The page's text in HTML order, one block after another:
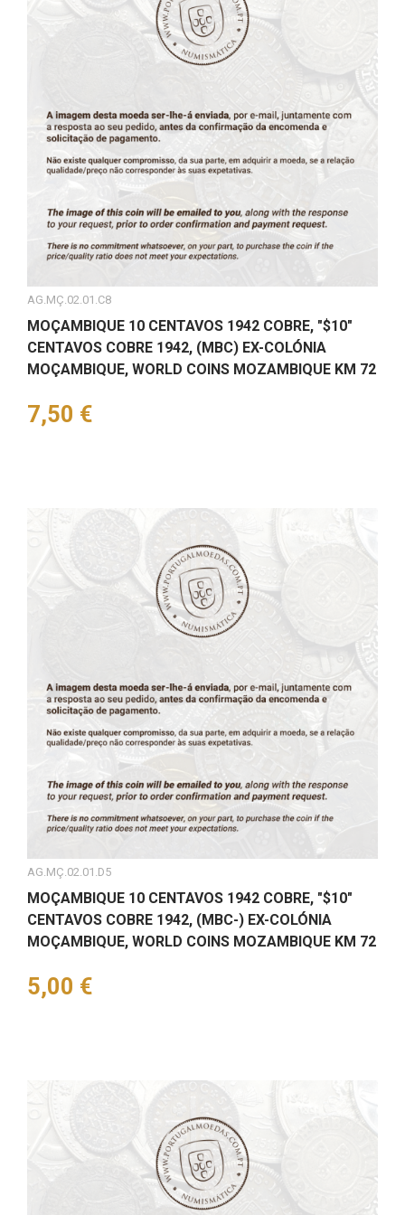
AG.MÇ.02.01.C8
MOÇAMBIQUE 10 CENTAVOS 1942 COBRE, "$10"
CENTAVOS COBRE 1942, (MBC) EX-COLÓNIA
MOÇAMBIQUE, WORLD COINS MOZAMBIQUE KM 72
Preço
7,50 €
AG.MÇ.02.01.D5
MOÇAMBIQUE 10 CENTAVOS 1942 COBRE, "$10"
CENTAVOS COBRE 1942, (MBC-) EX-COLÓNIA
MOÇAMBIQUE, WORLD COINS MOZAMBIQUE KM 72
Preço
5,00 €